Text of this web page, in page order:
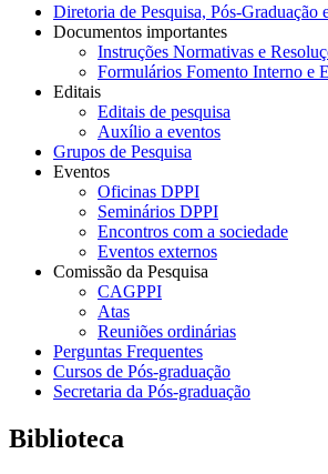
Diretoria de Pesquisa, Pós-Graduação
Documentos importantes
Instruções Normativas e
Formulários Fomento Interno e
Editais
Editais de pesquisa
Auxílio a eventos
Grupos de Pesquisa
Eventos
Oficinas DPPI
Seminários DPPI
Encontros com a sociedade
Eventos externos
Comissão da Pesquisa
CAGPPI
Atas
Reuniões ordinárias
Perguntas Frequentes
Cursos de Pós-graduação
Secretaria da Pós-graduação
Biblioteca